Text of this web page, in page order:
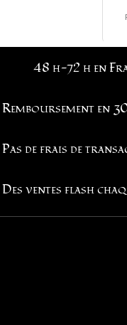
48 h-72 h en
Remboursement en
Pas de frais de
Des ventes flash